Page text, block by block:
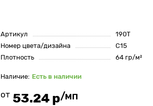
Артикул
190Т
Номер цвета/дизайна
С15
Плотность
64 гр/м²
Есть в наличии
от 53.24 р/мп